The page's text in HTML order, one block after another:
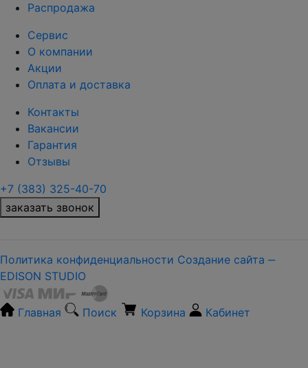
Распродажа
Сервис
О компании
Акции
Оплата и доставка
Контакты
Вакансии
Гарантия
Отзывы
+7 (383) 325-40-70
заказать звонок
Политика конфиденциальности Создание сайта ‒
EDISON STUDIO
Главная Поиск Корзина Кабинет